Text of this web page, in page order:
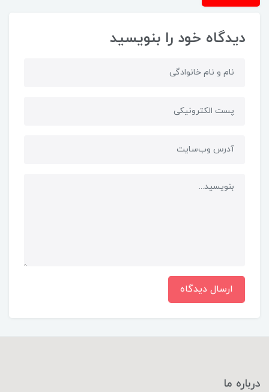
دیدگاه خود را بنویسید
ارسال دیدگاه
درباره ما